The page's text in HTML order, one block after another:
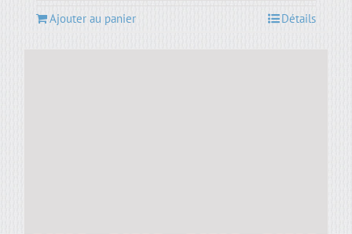
Ajouter au panier Détails